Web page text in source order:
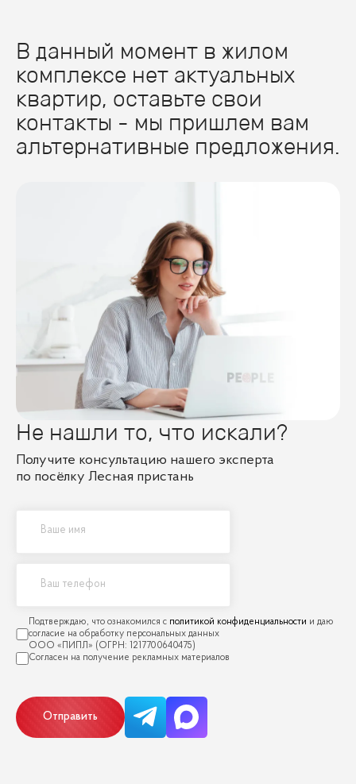
В данный момент в жилом
комплексе нет актуальных
квартир, оставьте свои
контакты - мы пришлем вам
альтернативные предложения.
Не нашли то, что искали?
Получите консультацию нашего эксперта
по посёлку Лесная пристань
политикой конфиденциальности
Отправить